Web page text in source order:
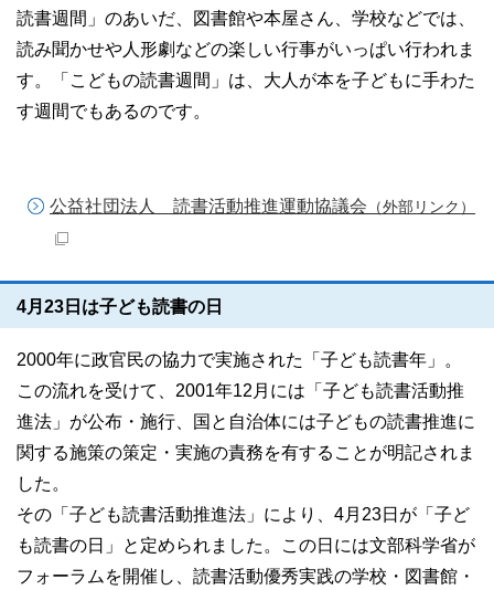
読書週間」のあいだ、図書館や本屋さん、学校などでは、
読み聞かせや人形劇などの楽しい行事がいっぱい行われま
す。「こどもの読書週間」は、大人が本を子どもに手わた
す週間でもあるのです。
公益社団法人 読書活動推進運動協議会 （外部リンク）
4月23日は子ども読書の日
2000年に政官民の協力で実施された「子ども読書年」。
この流れを受けて、2001年12月には「子ども読書活動推
進法」が公布・施行、国と自治体には子どもの読書推進に
関する施策の策定・実施の責務を有することが明記されま
した。
その「子ども読書活動推進法」により、4月23日が「子ど
も読書の日」と定められました。この日には文部科学省が
フォーラムを開催し、読書活動優秀実践の学校・図書館・